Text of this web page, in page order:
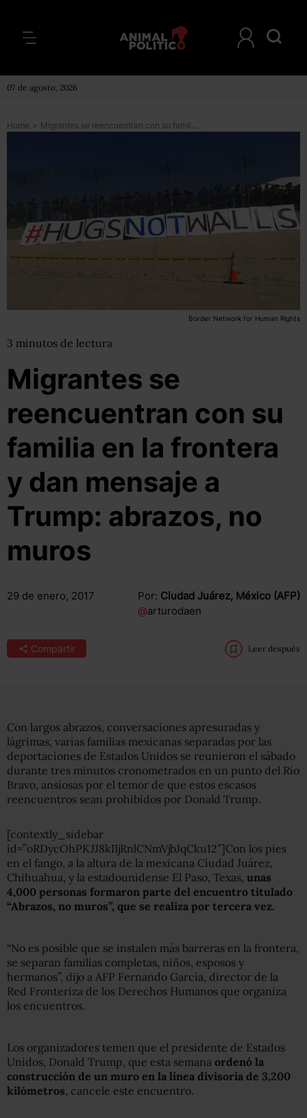
07 de agosto, 2026
Home > Migrantes se reencuentran con su familia en la frontera y dan mensaje a Trump: abrazos, no muros
Border Network for Human Rights
3 minutos de lectura
Migrantes se
reencuentran con su
familia en la frontera
y dan mensaje a
Trump: abrazos, no
muros
29 de enero, 2017 Por: Ciudad Juárez, México (AFP)
@arturodaen
Compartir Leer después
Con largos abrazos, conversaciones apresuradas y
lágrimas, varias familias mexicanas separadas por las
deportaciones de Estados Unidos se reunieron el sábado
durante tres minutos cronometrados en un punto del Río
Bravo, ansiosas por el temor de que estos escasos
reencuentros sean prohibidos por Donald Trump.
[contextly_sidebar
id=”oRDycOhPKJJ8kIIjRnlCNmVjbJqCku12″]Con los pies
en el fango, a la altura de la mexicana Ciudad Juárez,
Chihuahua, y la estadounidense El Paso, Texas, unas
4,000 personas formaron parte del encuentro titulado
“Abrazos, no muros”, que se realiza por tercera vez.
“No es posible que se instalen más barreras en la frontera,
se separan familias completas, niños, esposos y
hermanos”, dijo a AFP Fernando García, director de la
Red Fronteriza de los Derechos Humanos que organiza
los encuentros.
Los organizadores temen que el presidente de Estados
Unidos, Donald Trump, que esta semana ordenó la
construcción de un muro en la línea divisoria de 3,200
kilómetros, cancele este encuentro.